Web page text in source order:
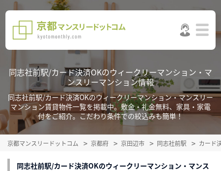
同志社前駅/カード決済OKのウィークリーマンション・マ
ンスリーマンション情報
同志社前駅/カード決済OKのウィークリーマンション・マンスリー
マンション賃貸物件一覧を掲載中。敷金・礼金無料、家具・家電
付をご紹介。こだわり条件での絞込みも簡単！
京都マンスリードットコム 京都府 京田辺市 同志社前駅 カード
同志社前駅/カード決済OKのウィークリーマンション・マンス